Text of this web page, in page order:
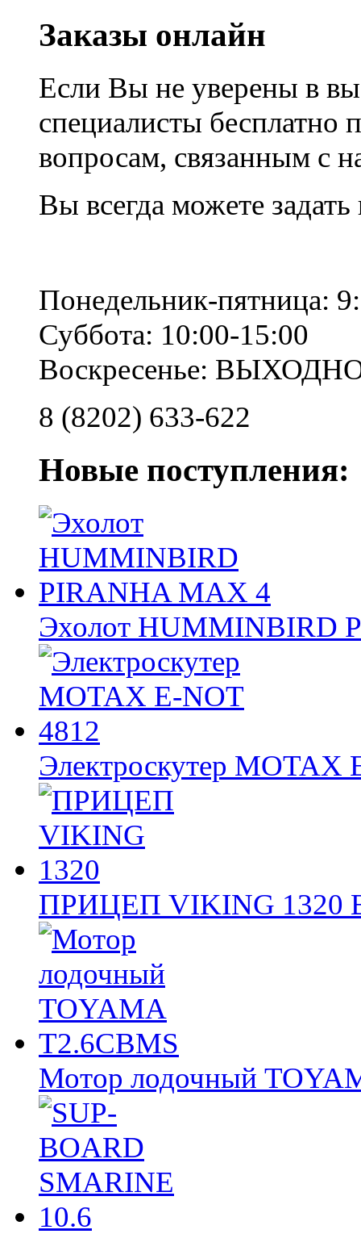
Заказы онлайн
Если Вы не уверены в
специалисты
вопросам, связанным с
Вы всегда можете
Понедельник-пятница:
Суббота: 10:00-15:00
Воскресенье:
8 (8202) 633-622
Новые поступления:
Эхолот HUMMINBIRD
Электроскутер
ПРИЦЕП VIKING
Мотор лодочный